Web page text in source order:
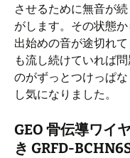
させるために無音が
がします。その状態
出始めの音が途切れ
も流し続けていれば
のがずっとつけっぱ
し気になりました。
GEO 骨伝導ワイ
き GRFD-